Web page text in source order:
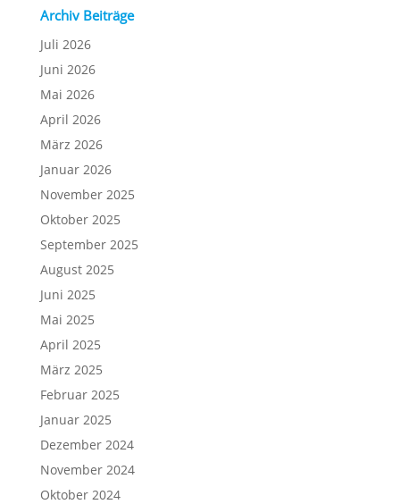
Archiv Beiträge
Juli 2026
Juni 2026
Mai 2026
April 2026
März 2026
Januar 2026
November 2025
Oktober 2025
September 2025
August 2025
Juni 2025
Mai 2025
April 2025
März 2025
Februar 2025
Januar 2025
Dezember 2024
November 2024
Oktober 2024